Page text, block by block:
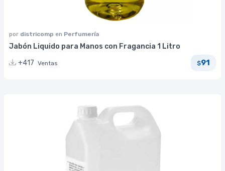
por districomp en Perfumería
Jabón Liquido para Manos con Fragancia 1 Litro
+417 Ventas $91